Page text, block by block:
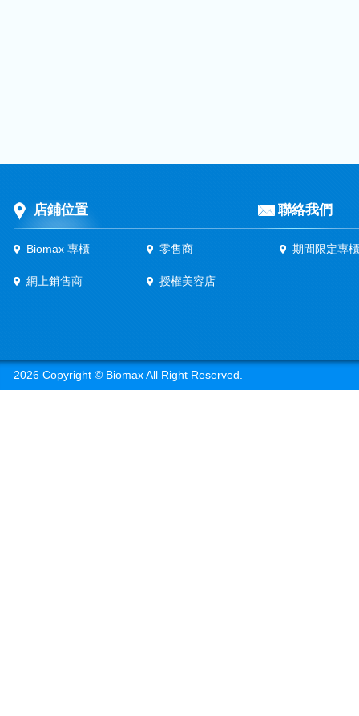
店鋪位置 聯絡我們
Biomax 專櫃 零售商 期間限定專櫃
網上銷售商 授權美容店
2026 Copyright © Biomax All Right Reserved.